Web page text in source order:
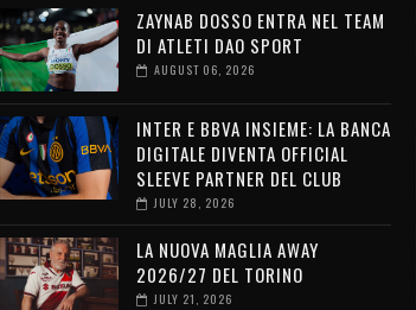
ZAYNAB DOSSO ENTRA NEL TEAM
DI ATLETI DAO SPORT
AUGUST 06, 2026
INTER E BBVA INSIEME: LA BANCA
DIGITALE DIVENTA OFFICIAL
SLEEVE PARTNER DEL CLUB
JULY 28, 2026
LA NUOVA MAGLIA AWAY
2026/27 DEL TORINO
JULY 21, 2026